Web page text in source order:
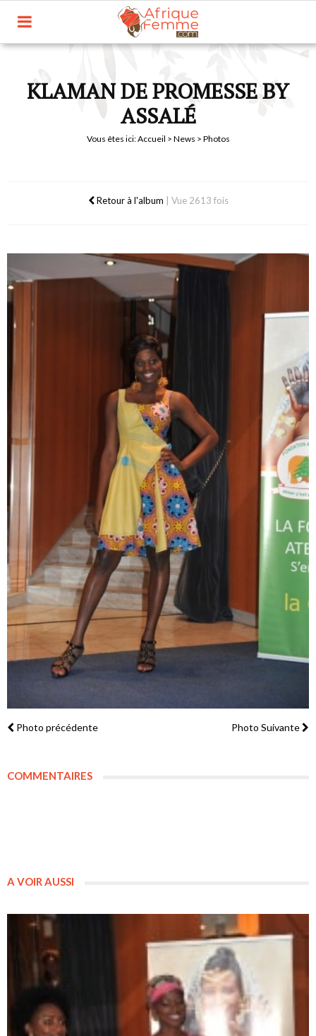
KLAMAN DE PROMESSE BY
ASSALÉ
Vous êtes ici:Accueil > News > Photos
Retour à l'album Vue 2613 fois
Photo précédente Photo Suivante
COMMENTAIRES
A VOIR AUSSI